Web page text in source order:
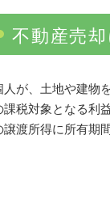
不動産売
が、土地や建物
課税対象となる利
譲渡所得に所有期